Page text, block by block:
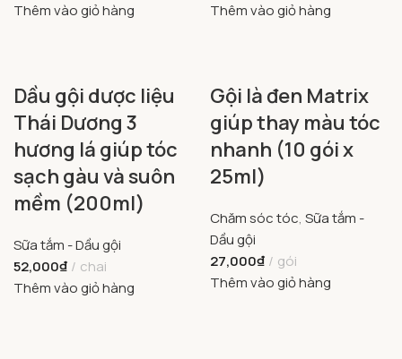
Thêm vào giỏ hàng
Thêm vào giỏ hàng
Dầu gội dược liệu
Thái Dương 3
hương lá giúp tóc
sạch gàu và suôn
mềm (200ml)
Sữa tắm - Dầu gội
52,000₫
chai
Thêm vào giỏ hàng
Gội là đen Matrix
giúp thay màu tóc
nhanh (10 gói x
25ml)
Chăm sóc tóc, Sữa tắm -
Dầu gội
27,000₫
gói
Thêm vào giỏ hàng